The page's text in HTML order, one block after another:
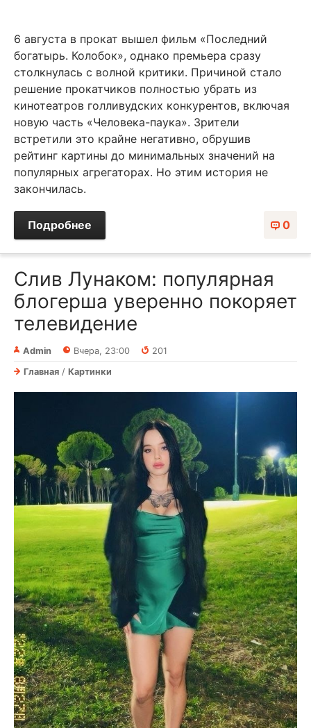
6 августа в прокат вышел фильм «Последний
богатырь. Колобок», однако премьера сразу
столкнулась с волной критики. Причиной стало
решение прокатчиков полностью убрать из
кинотеатров голливудских конкурентов, включая
новую часть «Человека-паука». Зрители
встретили это крайне негативно, обрушив
рейтинг картины до минимальных значений на
популярных агрегаторах. Но этим история не
закончилась.
0
Подробнее
Слив Лунаком: популярная
блогерша уверенно покоряет
телевидение
Admin Вчера, 23:00
201
Главная / Картинки